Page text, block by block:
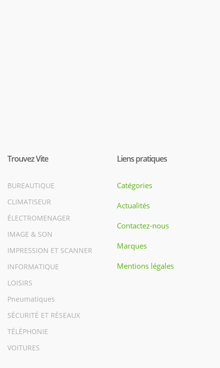
Trouvez Vite
BUREAUTIQUE
CLIMATISEUR
ÉLECTROMENAGER
IMAGE & SON
IMPRESSION ET SCANNER
INFORMATIQUE
LOISIRS
Pneumatiques
SÉCURITÉ ET RÉSEAUX
TÉLÉPHONIE
VOITURES
Liens pratiques
Catégories
Actualités
Contactez-nous
Marques
Mentions légales